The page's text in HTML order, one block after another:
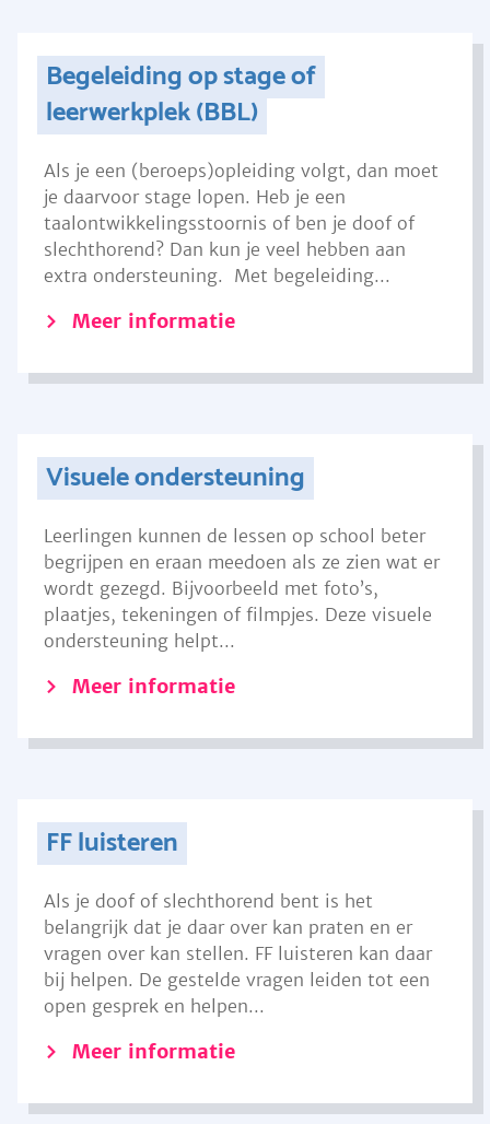
Begeleiding op stage of
leerwerkplek (BBL)
Als je een (beroeps)opleiding volgt, dan moet
je daarvoor stage lopen. Heb je een
taalontwikkelingsstoornis of ben je doof of
slechthorend? Dan kun je veel hebben aan
extra ondersteuning. Met begeleiding...
Meer informatie
Visuele ondersteuning
Leerlingen kunnen de lessen op school beter
begrijpen en eraan meedoen als ze zien wat er
wordt gezegd. Bijvoorbeeld met foto’s,
plaatjes, tekeningen of filmpjes. Deze visuele
ondersteuning helpt...
Meer informatie
FF luisteren
Als je doof of slechthorend bent is het
belangrijk dat je daar over kan praten en er
vragen over kan stellen. FF luisteren kan daar
bij helpen. De gestelde vragen leiden tot een
open gesprek en helpen...
Meer informatie